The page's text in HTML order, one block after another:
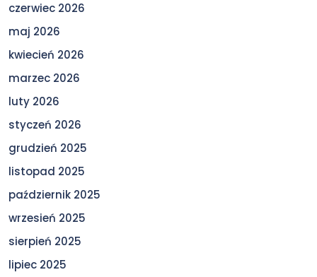
czerwiec 2026
maj 2026
kwiecień 2026
marzec 2026
luty 2026
styczeń 2026
grudzień 2025
listopad 2025
październik 2025
wrzesień 2025
sierpień 2025
lipiec 2025